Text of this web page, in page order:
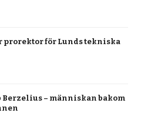
för Lunds tekniska
Berzelius – människan bakom